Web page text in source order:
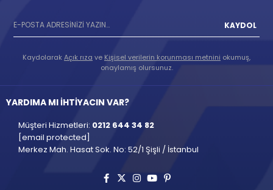
KAYDOL
KaydolarakAçık rıza ve Kişisel verilerin korunması metnini okumuş,
onaylamış olursunuz.
YARDIMA MI İHTİYACIN VAR?
Müşteri Hizmetleri: 0212 644 34 82
[email protected]
Merkez Mah. Hasat Sok. No: 52/1 Şişli / İstanbul